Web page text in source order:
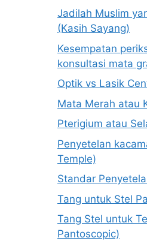
Jadilah Muslim
(Kasih Sayang)
Kesempatan
konsultasi mata
Optik vs Lasik
Mata Merah atau
Pterigium atau
Penyetelan
Temple)
Standar
Tang untuk Stel
Tang Stel untuk
Pantoscopic)